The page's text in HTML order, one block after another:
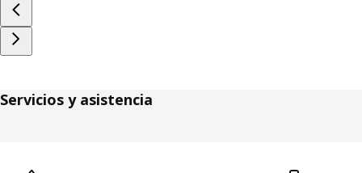
Servicios y asistencia